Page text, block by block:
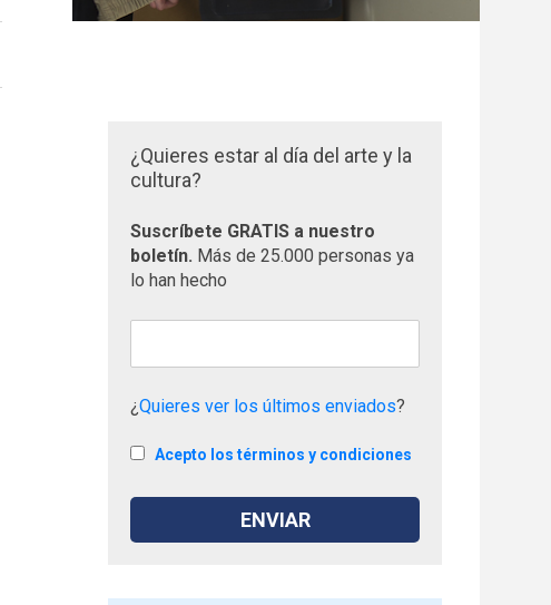
¿Quieres estar al día del arte y la
cultura?
Suscríbete GRATIS a nuestro
boletín. Más de 25.000 personas ya
lo han hecho
¿Quieres ver los últimos enviados?
Acepto los términos y condiciones